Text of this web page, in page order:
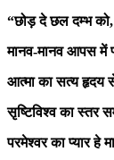
“छोड़ दे छल दम्भ
मानव-मानव आपस में
आत्मा का सत्य हृदय
सृष्टिविश्व का स्तर
परमेश्वर का प्यार हे